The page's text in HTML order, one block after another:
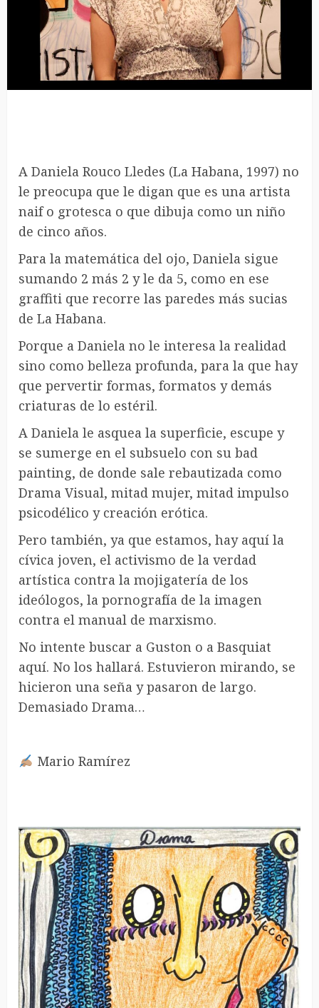
A Daniela Rouco Lledes (La Habana, 1997) no
le preocupa que le digan que es una artista
naif o grotesca o que dibuja como un niño
de cinco años.
Para la matemática del ojo, Daniela sigue
sumando 2 más 2 y le da 5, como en ese
graffiti que recorre las paredes más sucias
de La Habana.
Porque a Daniela no le interesa la realidad
sino como belleza profunda, para la que hay
que pervertir formas, formatos y demás
criaturas de lo estéril.
A Daniela le asquea la superficie, escupe y
se sumerge en el subsuelo con su bad
painting, de donde sale rebautizada como
Drama Visual, mitad mujer, mitad impulso
psicodélico y creación erótica.
Pero también, ya que estamos, hay aquí la
cívica joven, el activismo de la verdad
artística contra la mojigatería de los
ideólogos, la pornografía de la imagen
contra el manual de marxismo.
No intente buscar a Guston o a Basquiat
aquí. No los hallará. Estuvieron mirando, se
hicieron una seña y pasaron de largo.
Demasiado Drama…
Mario Ramírez